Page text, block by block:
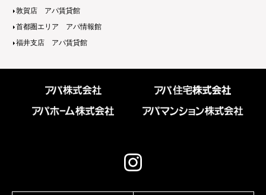
敦賀店 アパ賃貸館
首都圏エリア アパ情報館
福井支店 アパ賃貸館